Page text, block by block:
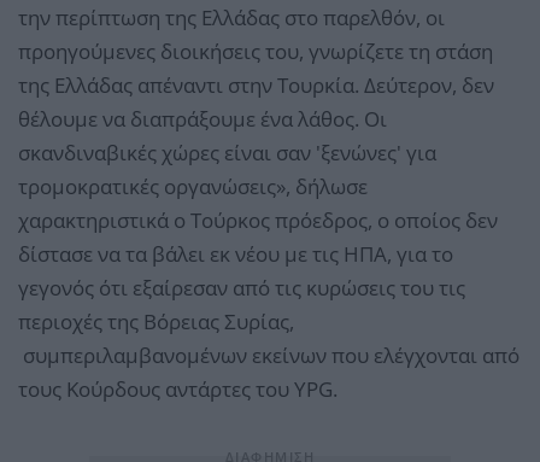
την περίπτωση της Ελλάδας στο παρελθόν, οι
προηγούμενες διοικήσεις του, γνωρίζετε τη στάση
της Ελλάδας απέναντι στην Τουρκία. Δεύτερον, δεν
θέλουμε να διαπράξουμε ένα λάθος. Οι
σκανδιναβικές χώρες είναι σαν 'ξενώνες' για
τρομοκρατικές οργανώσεις», δήλωσε
χαρακτηριστικά ο Τούρκος πρόεδρος, ο οποίος δεν
δίστασε να τα βάλει εκ νέου με τις ΗΠΑ, για το
γεγονός ότι εξαίρεσαν από τις κυρώσεις του τις
περιοχές της Βόρειας Συρίας,
συμπεριλαμβανομένων εκείνων που ελέγχονται από
τους Κούρδους αντάρτες του YPG.